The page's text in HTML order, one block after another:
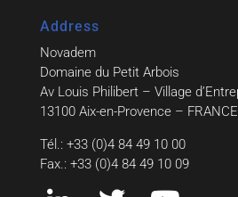
Address
Novadem
Domaine du Petit Arbois
Av Louis Philibert – Village
13100 Aix-en-Provence –
Tél.: +33 (0)4 84 49 10 00
Fax.: +33 (0)4 84 49 10 09